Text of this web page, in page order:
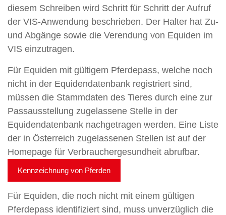
diesem Schreiben wird Schritt für Schritt der Aufruf
der VIS-Anwendung beschrieben. Der Halter hat Zu-
und Abgänge sowie die Verendung von Equiden im
VIS einzutragen.
Für Equiden mit gültigem Pferdepass, welche noch
nicht in der Equidendatenbank registriert sind,
müssen die Stammdaten des Tieres durch eine zur
Passausstellung zugelassene Stelle in der
Equidendatenbank nachgetragen werden. Eine Liste
der in Österreich zugelassenen Stellen ist auf der
Homepage für Verbrauchergesundheit abrufbar.
Kennzeichnung von Pferden
Für Equiden, die noch nicht mit einem gültigen
Pferdepass identifiziert sind, muss unverzüglich die